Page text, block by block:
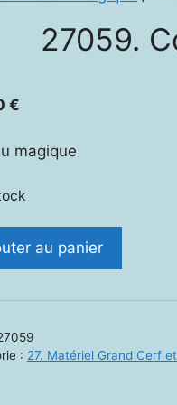
27059.
€
magique
au panier
: 27. Matériel Grand Cerf